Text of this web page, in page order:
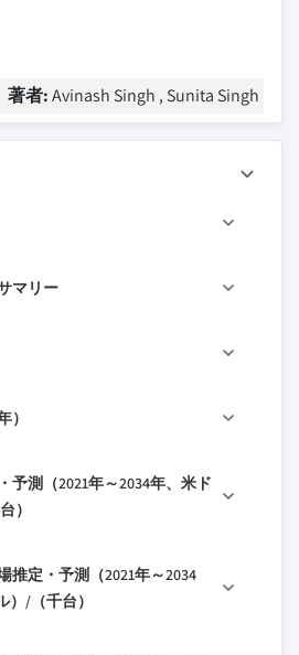
著者:Avinash Singh , Sunita Singh
収集方法
ル
計算
計算
証
ース
マリー
ド
イプ別
イプ別
イプ別
戦略的重要事項
部にとっての主要な意思決定ポイン
イヤーの状況
における付加価値
ーチェーンに影響を与える要因
ライバー
落とし穴と課題
）
ェア分析
欧州
測（2021年～2034年、米ド
）
定・予測（2021年～2034
/（千台）